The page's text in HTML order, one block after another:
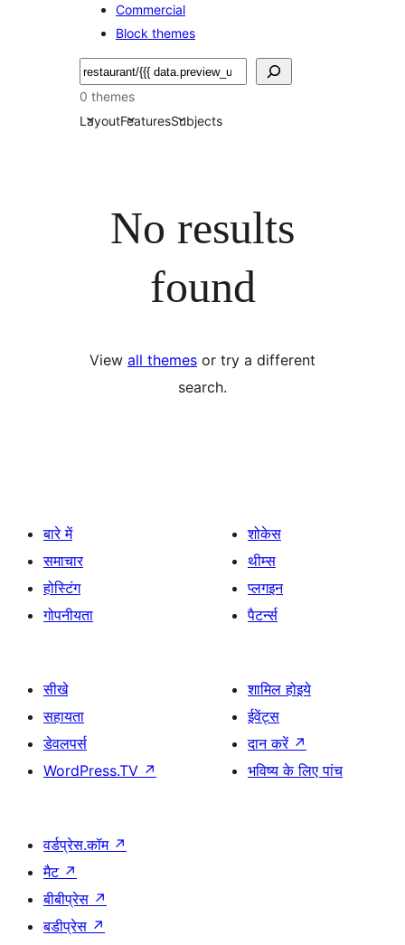
Commercial
Block themes
खोजें
0 themes
LayoutFeaturesSubjects
No results
found
View all themes or try a different
search.
बारे में
समाचार
होस्टिंग
गोपनीयता
शोकेस
थीम्स
प्लगइन
पैटर्न्स
सीखे
सहायता
डेवलपर्स
WordPress.TV ↗
शामिल होइये
ईवेंट्स
दान करें ↗
भविष्य के लिए पांच
वर्डप्रेस.कॉम ↗
मैट ↗
बीबीप्रेस ↗
बडीप्रेस ↗